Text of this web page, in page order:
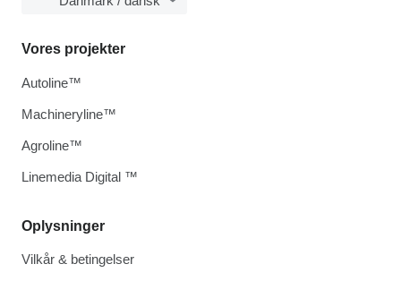
Oplysninger
Vilkår & betingelser
Vores projekter
Autoline™
Machineryline™
Agroline™
Linemedia Digital ™